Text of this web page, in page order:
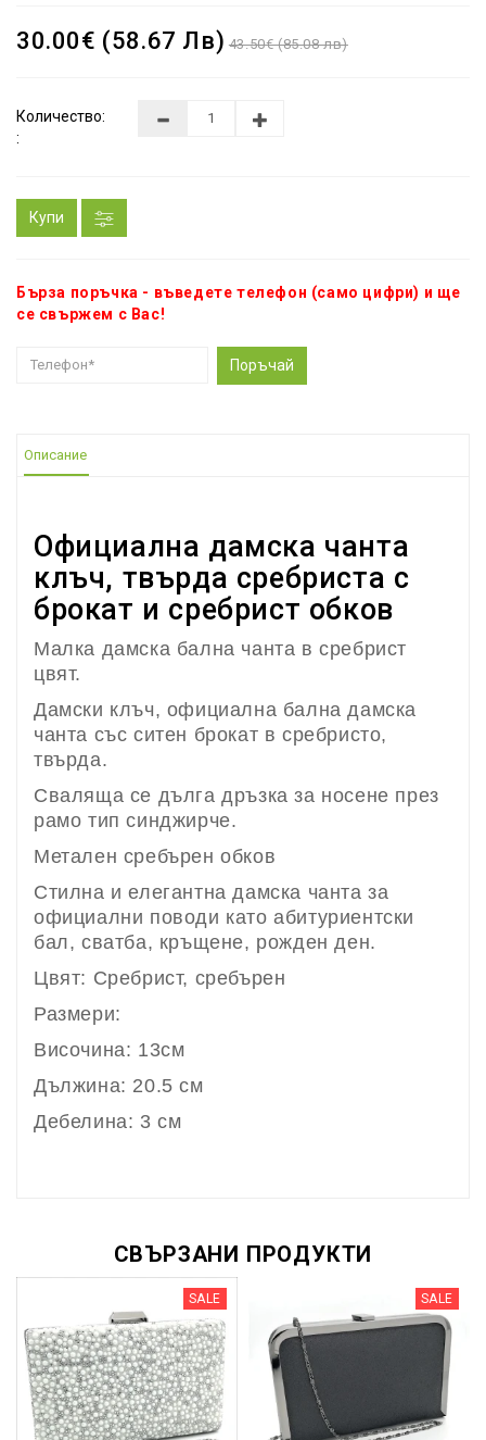
30.00€ (58.67 Лв) 43.50€ (85.08 лв)
Количество:
:
Купи
Бърза поръчка - въведете телефон (само цифри) и ще
се свържем с Вас!
Поръчай
Описание
Официална дамска чанта
клъч, твърда сребриста с
брокат и сребрист обков
Малка дамска бална чанта в сребрист
цвят.
Дамски клъч, официална бална дамска
чанта със ситен брокат в сребристо,
твърда.
Сваляща се дълга дръзка за носене през
рамо тип синджирче.
Метален сребърен обков
Стилна и елегантна дамска чанта за
официални поводи като абитуриентски
бал, сватба, кръщене, рожден ден.
Цвят: Сребрист, сребърен
Размери:
Височина: 13см
Дължина: 20.5 см
Дебелина: 3 см
СВЪРЗАНИ ПРОДУКТИ
SALE SALE